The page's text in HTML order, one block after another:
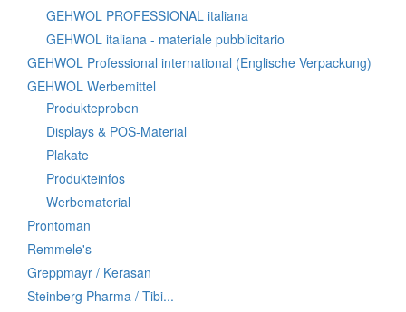
GEHWOL PROFESSIONAL italiana
GEHWOL italiana - materiale pubblicitario
GEHWOL Professional international (Englische Verpackung)
GEHWOL Werbemittel
Produkteproben
Displays & POS-Material
Plakate
Produkteinfos
Werbematerial
Prontoman
Remmele's
Greppmayr / Kerasan
Steinberg Pharma / Tibi...